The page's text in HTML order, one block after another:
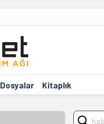
Dosyalar Kitaplık